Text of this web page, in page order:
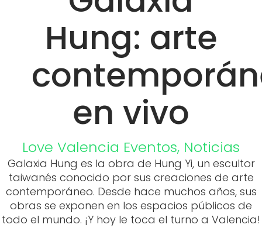
Hung: arte
en vivo
Love Valencia Eventos, Noticias
Galaxia Hung es la obra de Hung Yi, un escultor
taiwanés conocido por sus creaciones de arte
contemporáneo. Desde hace muchos años, sus
obras se exponen en los espacios públicos de
todo el mundo. ¡Y hoy le toca el turno a Valencia!